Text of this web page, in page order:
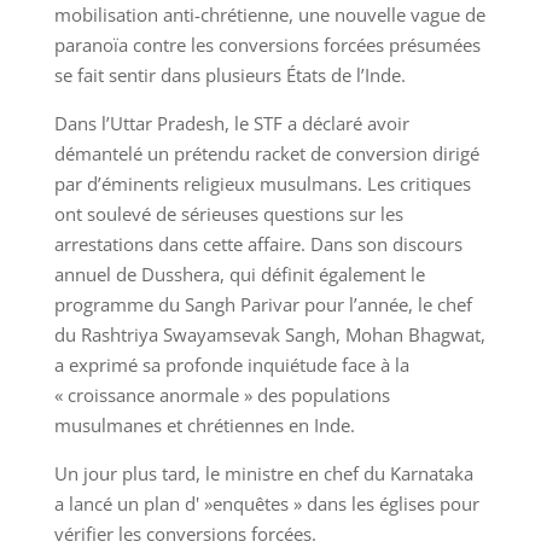
mobilisation anti-chrétienne, une nouvelle vague de
paranoïa contre les conversions forcées présumées
se fait sentir dans plusieurs États de l’Inde.
Dans l’Uttar Pradesh, le STF a déclaré avoir
démantelé un prétendu racket de conversion dirigé
par d’éminents religieux musulmans. Les critiques
ont soulevé de sérieuses questions sur les
arrestations dans cette affaire. Dans son discours
annuel de Dusshera, qui définit également le
programme du Sangh Parivar pour l’année, le chef
du Rashtriya Swayamsevak Sangh, Mohan Bhagwat,
a exprimé sa profonde inquiétude face à la
« croissance anormale » des populations
musulmanes et chrétiennes en Inde.
Un jour plus tard, le ministre en chef du Karnataka
a lancé un plan d' »enquêtes » dans les églises pour
vérifier les conversions forcées.